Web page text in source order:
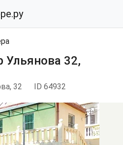
Ульянова 32,
32 ID 64932